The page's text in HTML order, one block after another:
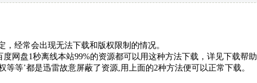
经常会出现无法下载和版权限制的情况。
网盘1秒离线本站99%的资源都可以用这种方法下载，详见下载帮助
等等’都是迅雷故意屏蔽了资源,用上面的2种方法便可以正常下载。